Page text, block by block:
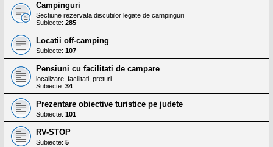
Campinguri
Sectiune rezervata discutiilor legate de campinguri
Subiecte: 285
Locatii off-camping
Subiecte: 107
Pensiuni cu facilitati de campare
localizare, facilitati, preturi
Subiecte: 34
Prezentare obiective turistice pe judete
Subiecte: 101
RV-STOP
Subiecte: 5